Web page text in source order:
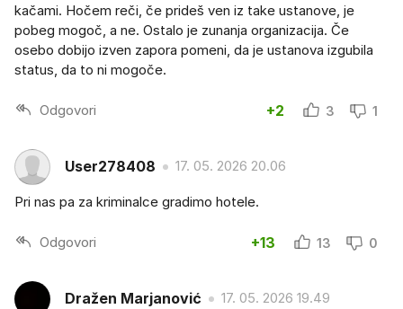
kačami. Hočem reči, če prideš ven iz take ustanove, je
pobeg mogoč, a ne. Ostalo je zunanja organizacija. Če
osebo dobijo izven zapora pomeni, da je ustanova izgubila
status, da to ni mogoče.
Odgovori +2 3 1
User278408 17. 05. 2026 20.06
Pri nas pa za kriminalce gradimo hotele.
Odgovori +13 13 0
Dražen Marjanović 17. 05. 2026 19.49